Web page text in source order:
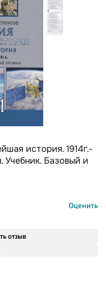
отзыв
история. 1914г.-
Учебник. Базовый и
Оценить